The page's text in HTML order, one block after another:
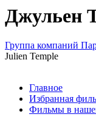
Джульен
Группа компаний
Julien Temple
Главное
Избранная
Фильмы в